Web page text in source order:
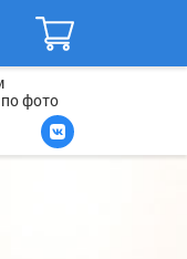
фото